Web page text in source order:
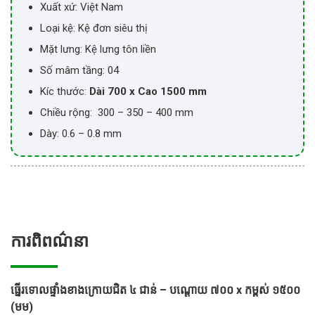
Xuất xứ: Việt Nam
Loại kệ: Kệ đơn siêu thị
Mặt lưng: Kệ lưng tôn liền
Số mâm tầng: 04
Kíc thước: Dài 700 x Cao 1500 mm
Chiều rộng: 300 – 350 – 400 mm
Dày: 0.6 – 0.8 mm
ការពិពណ៌នា
ធ្នើរទោលផ្ទាំងខាងក្រោយជិត ៤ ជាន់ – បណ្តោយ ៧០០ x កម្ពស់ ១៥០០
(មម)